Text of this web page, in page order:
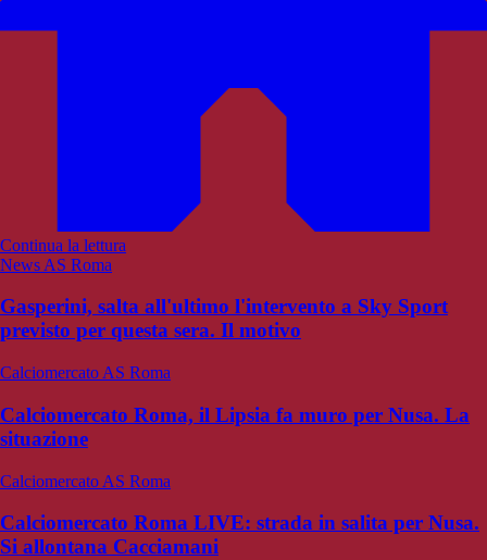
Continua la lettura
News AS Roma
Gasperini, salta all'ultimo l'intervento a Sky Sport
previsto per questa sera. Il motivo
Calciomercato AS Roma
Calciomercato Roma, il Lipsia fa muro per Nusa. La
situazione
Calciomercato AS Roma
Calciomercato Roma LIVE: strada in salita per Nusa.
Si allontana Cacciamani